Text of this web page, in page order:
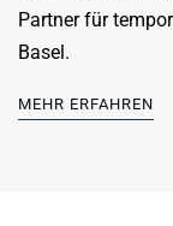
Partner für
Basel.
MEHR ERFAHREN